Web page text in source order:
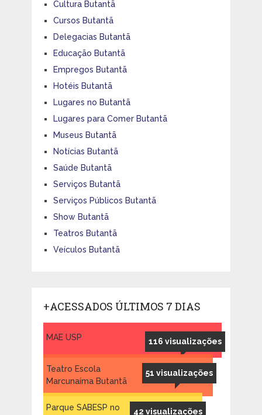
Cultura Butantã
Cursos Butantã
Delegacias Butantã
Educação Butantã
Empregos Butantã
Hotéis Butantã
Lugares no Butantã
Lugares para Comer Butantã
Museus Butantã
Notícias Butantã
Saúde Butantã
Serviços Butantã
Serviços Públicos Butantã
Show Butantã
Teatros Butantã
Veículos Butantã
+ACESSADOS ÚLTIMOS 7 DIAS
116 visualizações
MAE USP
51 visualizações
Teatro Escola
Marcunaíma Butantã
42 visualizações
Parque SABESP no